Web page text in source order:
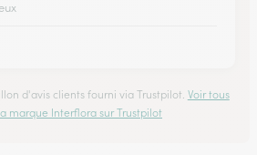
d'avis clients fourni via Trustpilot. Voir tous
marque Interflora sur Trustpilot